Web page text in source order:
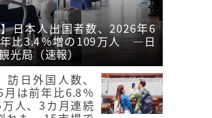
日本人出国者数、2026年6
比3.4％増の109万人 ―日
光局（速報）
訪日外国人数、
は前年比6.8％
人、3カ月連続